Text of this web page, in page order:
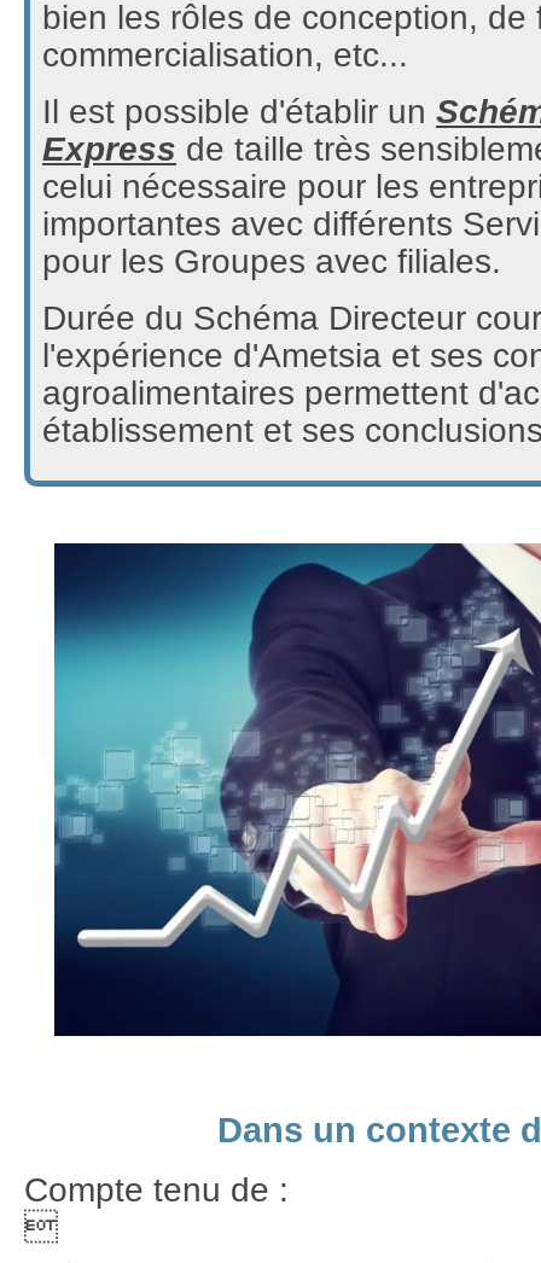
bien les rôles de conception, de
commercialisation, etc...
Il est possible d'établir un
Express de taille très
celui nécessaire pour les
importantes avec différents
pour les Groupes avec filiales.
Durée du Schéma Directeur
l'expérience d'Ametsia et ses
agroalimentaires permettent
établissement et ses
Dans un contexte
Compte tenu de :
